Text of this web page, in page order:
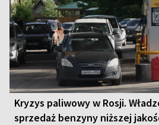
Kryzys paliwowy w Rosji.
sprzedaż benzyny niższej